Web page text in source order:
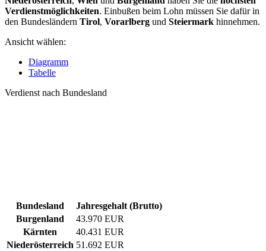
Verdienstmöglichkeiten. Einbußen beim Lohn müssen Sie dafür in
den Bundesländern Tirol, Vorarlberg und Steiermark hinnehmen.
Ansicht wählen:
Diagramm
Tabelle
Verdienst nach Bundesland
Bundesland
Jahresgehalt (Brutto)
Burgenland
43.970 EUR
Kärnten
40.431 EUR
Niederösterreich 51.692 EUR